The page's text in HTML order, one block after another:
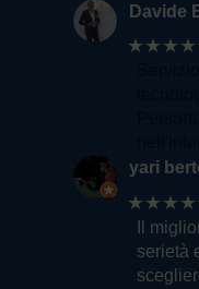
Davide
yari
Il
serietà